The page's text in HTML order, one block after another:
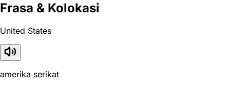
Frasa & Kolokasi
United States
amerika serikat